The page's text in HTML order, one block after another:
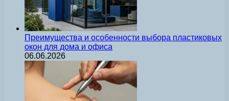
Преимущества и особенности выбора пластиковых
окон для дома и офиса
06.06.2026